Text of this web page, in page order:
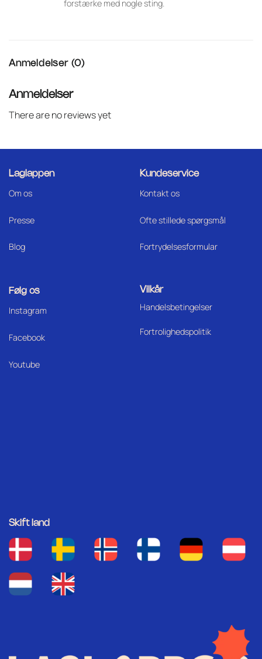
forstærke med nogle sting.
Anmeldelser (0)
Anmeldelser
There are no reviews yet
Laglappen
Om os
Presse
Blog
Kundeservice
Kontakt os
Ofte stillede spørgsmål
Fortrydelsesformular
Følg os
Instagram
Facebook
Youtube
Vilkår
Handelsbetingelser
Fortrolighedspolitik
Skift land